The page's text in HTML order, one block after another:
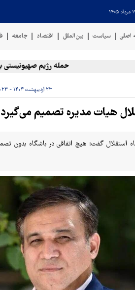
اصلی سیاست بین‌الملل اقتصاد جامعه
حمله رژیم صهیونیستی به
۲۳ اردیبهشت ۱۴۰۴ - ۲۳:۲۳
هیات مدیره تصمیم
استقلال گفت: هیچ اتفاقی در باشگاه بدون